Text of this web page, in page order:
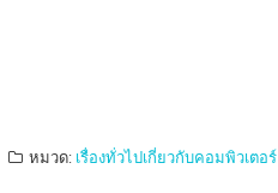
หมวด: เรื่องทั่วไปเกี่ยวกับคอมพิวเตอร์